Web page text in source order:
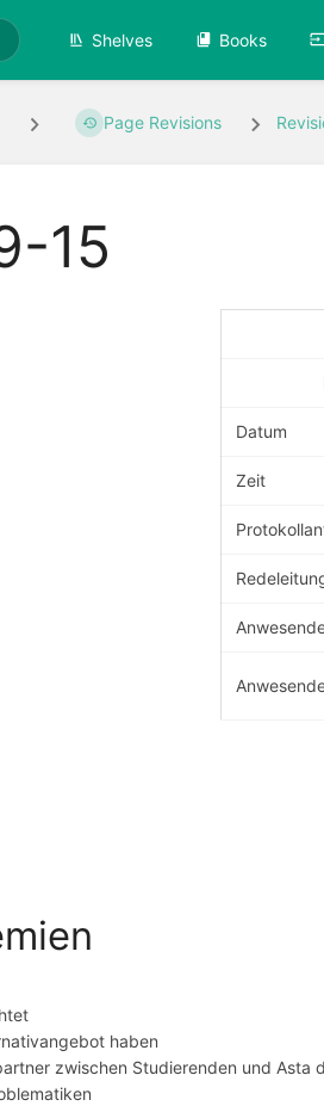
Shelves Books
Page Revisions
15
Datum
Zeit
haben
zwischen Studierenden und Asta